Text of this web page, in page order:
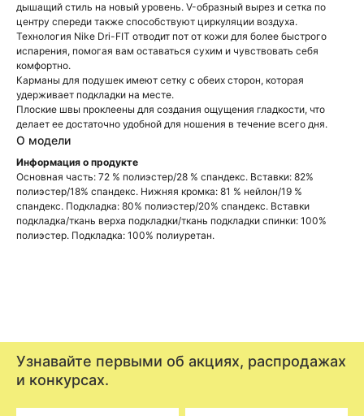
дышащий стиль на новый уровень. V-образный вырез и сетка по
центру спереди также способствуют циркуляции воздуха.
Технология Nike Dri-FIT отводит пот от кожи для более быстрого
испарения, помогая вам оставаться сухим и чувствовать себя
комфортно.
Карманы для подушек имеют сетку с обеих сторон, которая
удерживает подкладки на месте.
Плоские швы проклеены для создания ощущения гладкости, что
делает ее достаточно удобной для ношения в течение всего дня.
О модели
Информация о продукте
Основная часть: 72 % полиэстер/28 % спандекс. Вставки: 82%
полиэстер/18% спандекс. Нижняя кромка: 81 % нейлон/19 %
спандекс. Подкладка: 80% полиэстер/20% спандекс. Вставки
подкладка/ткань верха подкладки/ткань подкладки спинки: 100%
полиэстер. Подкладка: 100% полиуретан.
Узнавайте первыми об акциях, распродажах
и конкурсах.